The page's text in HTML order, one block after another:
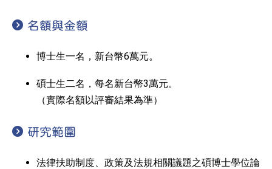
名額與金額
博士生一名，新台幣6萬元。
碩士生二名，每名新台幣3萬元。
（實際名額以評審結果為準）
研究範圍
法律扶助制度、政策及法規相關議題之碩博士學位論